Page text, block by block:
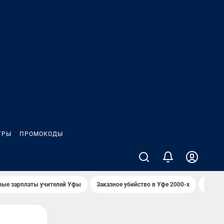
ПРОМОКОДЫ
зарплаты учителей Уфы Заказное убийство в Уфе 2000-х